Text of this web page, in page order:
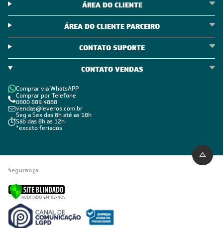
ÁREA DO CLIENTE
ÁREA DO CLIENTE PARCEIRO
CONTATO SUPORTE
CONTATO VENDAS
Comprar via WhatsAPP
Comprar por Telefone
0800 889 4888
vendas@leveros.com.br
Seg a Sex das 8h até as 18h
Sáb das 8h as 12h
*exceto feriados
Segurança